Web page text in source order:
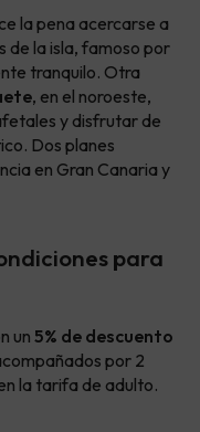
la pena acercarse a
de la isla, famoso por
tranquilo. Otra
, en el noroeste,
y disfrutar de
Dos planes
en Gran Canaria y
para
un5% de descuento
por 2
la tarifa de adulto.